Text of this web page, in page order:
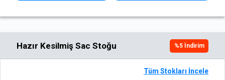
Hazır Kesilmiş Sac Stoğu %5İndirim
Tüm Stokları İncele